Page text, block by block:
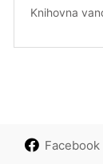
Knihovna
Facebook